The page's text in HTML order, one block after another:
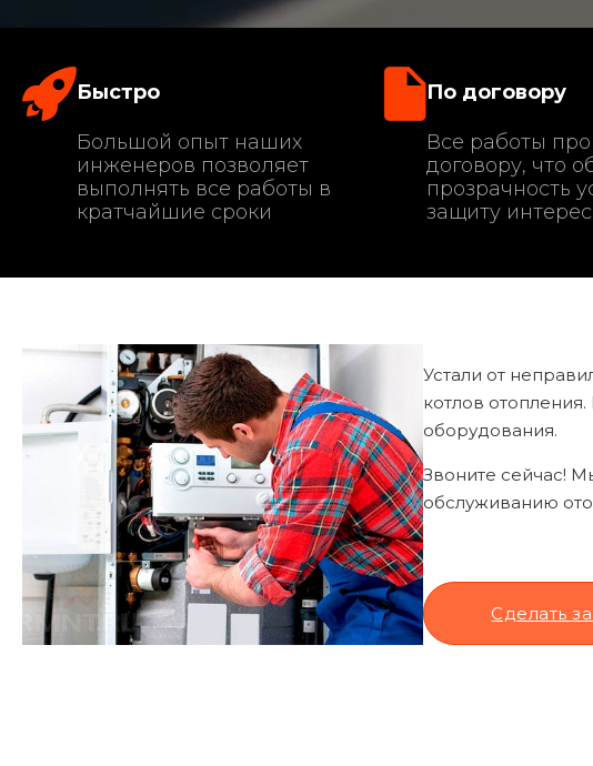
Быстро
Большой опыт наших
инженеров позволяет
выполнять все работы в
кратчайшие сроки
По договору
Все работы
договору, что
прозрачность
защиту
Устали от
котлов
оборудования.
Звоните сейчас!
обслуживанию
Сделать